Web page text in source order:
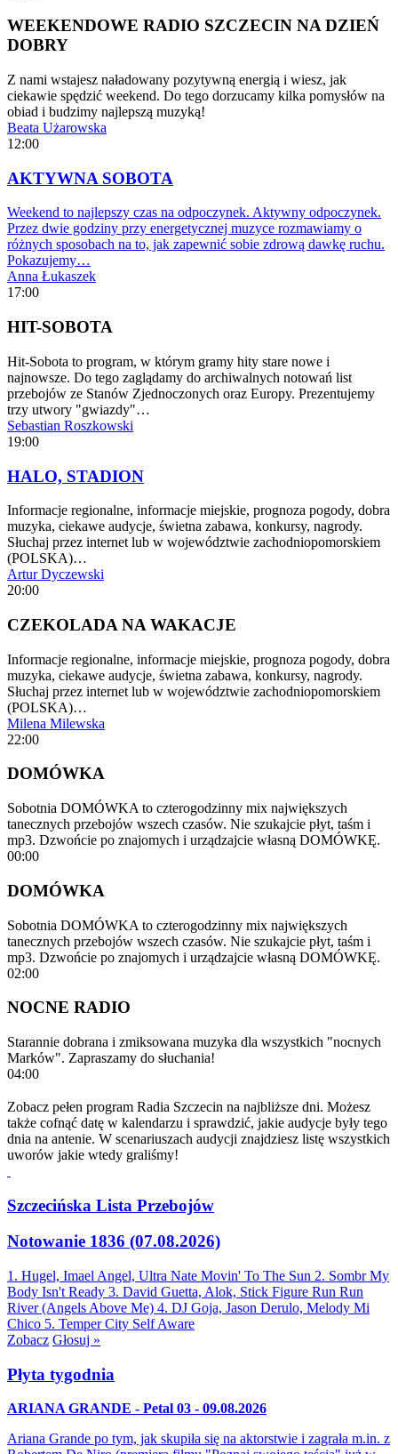
WEEKENDOWE RADIO SZCZECIN NA DZIEŃ
DOBRY
Z nami wstajesz naładowany pozytywną energią i wiesz, jak
ciekawie spędzić weekend. Do tego dorzucamy kilka pomysłów na
obiad i budzimy najlepszą muzyką!
Beata Użarowska
12:00
AKTYWNA SOBOTA
Weekend to najlepszy czas na odpoczynek. Aktywny odpoczynek.
Przez dwie godziny przy energetycznej muzyce rozmawiamy o
różnych sposobach na to, jak zapewnić sobie zdrową dawkę ruchu.
Pokazujemy…
Anna Łukaszek
17:00
HIT-SOBOTA
Hit-Sobota to program, w którym gramy hity stare nowe i
najnowsze. Do tego zaglądamy do archiwalnych notowań list
przebojów ze Stanów Zjednoczonych oraz Europy. Prezentujemy
trzy utwory "gwiazdy"…
Sebastian Roszkowski
19:00
HALO, STADION
Informacje regionalne, informacje miejskie, prognoza pogody, dobra
muzyka, ciekawe audycje, świetna zabawa, konkursy, nagrody.
Słuchaj przez internet lub w województwie zachodniopomorskiem
(POLSKA)…
Artur Dyczewski
20:00
CZEKOLADA NA WAKACJE
Informacje regionalne, informacje miejskie, prognoza pogody, dobra
muzyka, ciekawe audycje, świetna zabawa, konkursy, nagrody.
Słuchaj przez internet lub w województwie zachodniopomorskiem
(POLSKA)…
Milena Milewska
22:00
DOMÓWKA
Sobotnia DOMÓWKA to czterogodzinny mix największych
tanecznych przebojów wszech czasów. Nie szukajcie płyt, taśm i
mp3. Dzwońcie po znajomych i urządzajcie własną DOMÓWKĘ.
00:00
DOMÓWKA
Sobotnia DOMÓWKA to czterogodzinny mix największych
tanecznych przebojów wszech czasów. Nie szukajcie płyt, taśm i
mp3. Dzwońcie po znajomych i urządzajcie własną DOMÓWKĘ.
02:00
NOCNE RADIO
Starannie dobrana i zmiksowana muzyka dla wszystkich "nocnych
Marków". Zapraszamy do słuchania!
04:00
Zobacz pełen program Radia Szczecin na najbliższe dni. Możesz
także cofnąć datę w kalendarzu i sprawdzić, jakie audycje były tego
dnia na antenie. W scenariuszach audycji znajdziesz listę wszystkich
uworów jakie wtedy graliśmy!
Szczecińska Lista Przebojów
Notowanie 1836 (07.08.2026)
1. Hugel, Imael Angel, Ultra Nate Movin' To The Sun 2. Sombr My
Body Isn't Ready 3. David Guetta, Alok, Stick Figure Run Run
River (Angels Above Me) 4. DJ Goja, Jason Derulo, Melody Mi
Chico 5. Temper City Self Aware
Zobacz Głosuj »
Płyta tygodnia
ARIANA GRANDE - Petal 03 - 09.08.2026
Ariana Grande po tym, jak skupiła się na aktorstwie i zagrała m.in. z